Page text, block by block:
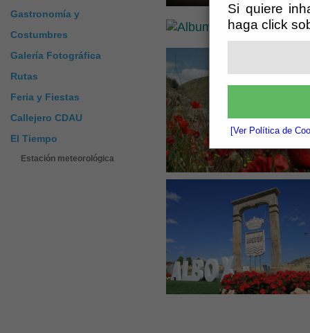
Si quiere
haga click
[Ver Política de
Gastronomía y
Costumbres
Galería Fotográfica
Rutas
Feria y Fiestas
Callejero CDAU
El Tiempo
Estación meteorológica